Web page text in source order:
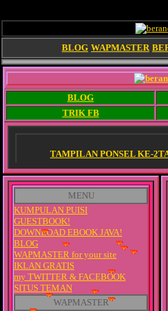
BLOG WAPMASTER
BLOG
TRIK FB
TAMPILAN PONSEL KE-2
MENU
KUMPULAN PUISI
GUESTBOOK!
DOWNLOAD EBOOK JAVA!
BLOG
WAPMASTER for your site
IKLAN GRATIS
my TWITTER & FACEBOOK
SITUS TEMAN
WAPMASTER